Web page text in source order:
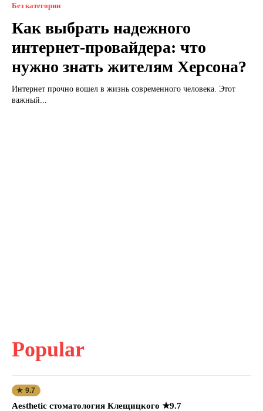
Без категории
Как выбрать надежного
интернет-провайдера: что
нужно знать жителям Херсона?
Интернет прочно вошел в жизнь современного человека. Этот
важный...
Popular
★ 9.7
Aesthetic стоматология Клещицкого ★9.7